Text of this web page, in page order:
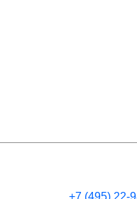
+7 (495) 22-